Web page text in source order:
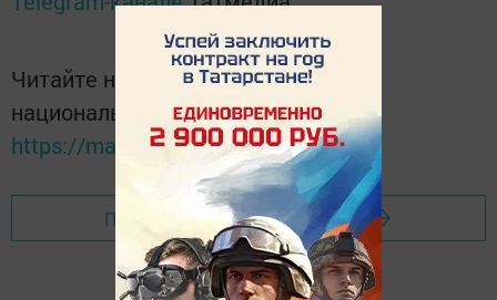
Читайте новости Татарстана в
национальном мессенджере MАХ:
https://max.ru/tatmedia
Перейти на страницу новости